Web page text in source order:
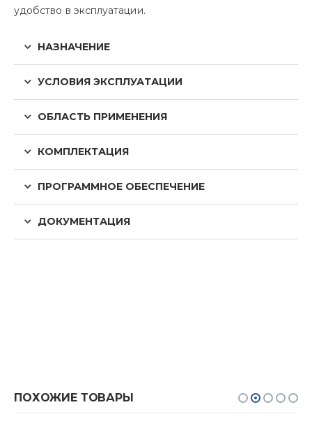
удобство в эксплуатации.
НАЗНАЧЕНИЕ
УСЛОВИЯ ЭКСПЛУАТАЦИИ
ОБЛАСТЬ ПРИМЕНЕНИЯ
КОМПЛЕКТАЦИЯ
ПРОГРАММНОЕ ОБЕСПЕЧЕНИЕ
ДОКУМЕНТАЦИЯ
ПОХОЖИЕ ТОВАРЫ